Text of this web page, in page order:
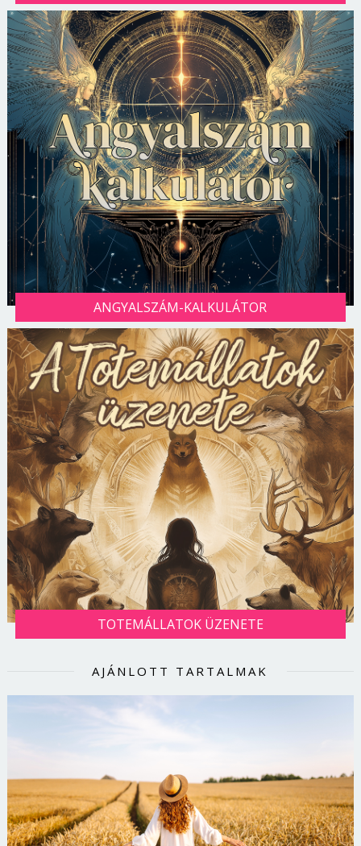
ANGYALSZÁM-KALKULÁTOR
TOTEMÁLLATOK ÜZENETE
AJÁNLOTT TARTALMAK